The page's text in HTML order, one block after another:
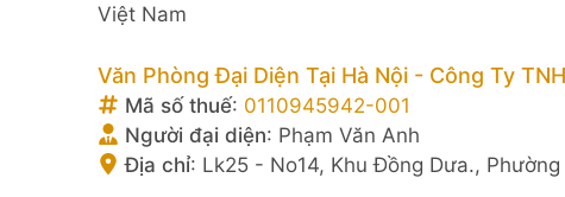
Việt Nam
Văn Phòng Đại Diện Tại Hà Nội - Công Ty
Mã số thuế: 0110945942-001
Người đại diện: Phạm Văn Anh
Địa chỉ: Lk25 - No14, Khu Đồng Dưa.,